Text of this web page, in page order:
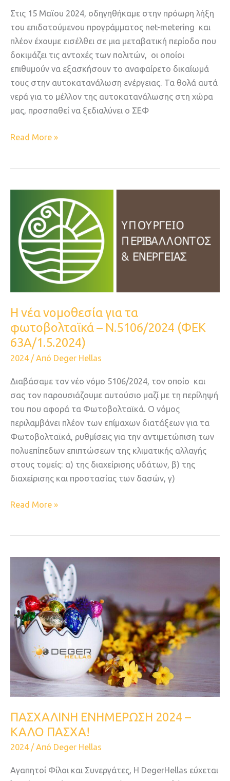
Στις 15 Μαϊου 2024, οδηγηθήκαμε στην πρόωρη λήξη
του επιδοτούμενου προγράμματος net-metering και
πλέον έχουμε εισέλθει σε μια μεταβατική περίοδο που
δοκιμάζει τις αντοχές των πολιτών, οι οποίοι
επιθυμούν να εξασκήσουν το αναφαίρετο δικαίωμά
τους στην αυτοκατανάλωση ενέργειας. Τα θολά αυτά
νερά για το μέλλον της αυτοκατανάλωσης στη χώρα
μας, προσπαθεί να ξεδιαλύνει ο ΣΕΦ
Read More »
Η νέα νομοθεσία για τα
φωτοβολταϊκά – Ν.5106/2024 (ΦΕΚ
63Α/1.5.2024)
2024 / Από Deger Hellas
Διαβάσαμε τον νέο νόμο 5106/2024, τον οποίο και
σας τον παρουσιάζουμε αυτούσιο μαζί με τη περίληψή
του που αφορά τα Φωτοβολταϊκά. Ο νόμος
περιλαμβάνει πλέον των επίμαχων διατάξεων για τα
Φωτοβολταϊκά, ρυθμίσεις για την αντιμετώπιση των
πολυεπίπεδων επιπτώσεων της κλιματικής αλλαγής
στους τομείς: α) της διαχείρισης υδάτων, β) της
διαχείρισης και προστασίας των δασών, γ)
νομοθεσία
για
τα
φωτοβολταϊκά
Ν.5106/2024
(ΦΕΚ
63Α/1.5.2024)
Read More »
ΠΑΣΧΑΛΙΝΗ ΕΝΗΜΕΡΩΣΗ 2024 –
ΚΑΛΟ ΠΑΣΧΑ!
2024 / Από Deger Hellas
Αγαπητοί Φίλοι και Συνεργάτες, Η DegerHellas εύχεται
ΠΑΣΧΑΛΙΝΗ
ΕΝΗΜΕΡΩΣΗ
ΚΑΛΟ
ΠΑΣΧΑ!